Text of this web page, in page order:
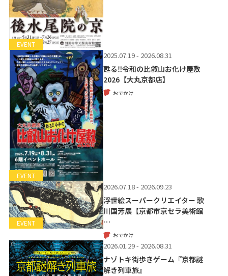
EVENT
EVENT
2025.07.19 - 2026.08.31
甦る‼令和の比叡山お化け屋敷
2026【大丸京都店】
おでかけ
EVENT
2026.07.18 - 2026.09.23
浮世絵スーパークリエイター 歌
川国芳展【京都市京セラ美術館
…
おでかけ
2026.01.29 - 2026.08.31
ナゾトキ街歩きゲーム『京都謎
解き列車旅』